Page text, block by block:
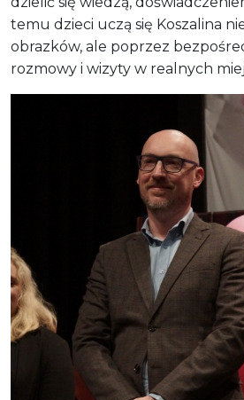
temu dzieci uczą się Koszalina
obrazków, ale poprzez
rozmowy i wizyty w realnych